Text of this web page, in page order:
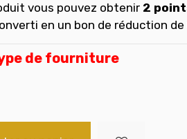
vous pouvez obtenir 2
en un bon de réduction de
de fourniture